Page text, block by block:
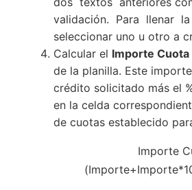
validación. Para llenar
seleccionar uno u otro a
Calcular el Importe Cuota
de la planilla. Este
crédito solicitado más el
en la celda
de cuotas establecido
Importe